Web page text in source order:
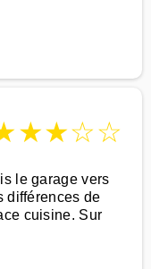
★★☆☆
le garage vers
différences de
cuisine. Sur